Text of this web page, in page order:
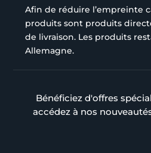
Afin de réduire l’empreinte
produits sont produits
de livraison. Les produits
Allemagne.
Bénéficiez d'offres
accédez à nos